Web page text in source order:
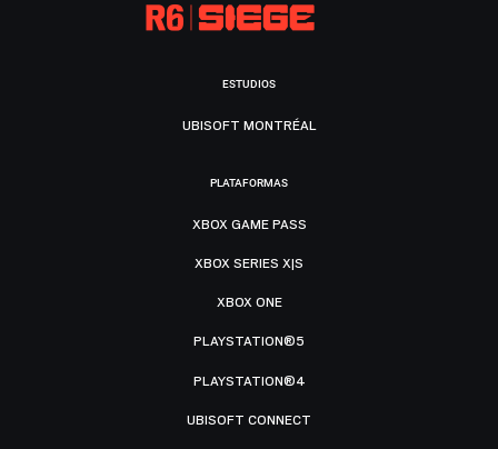
ESTUDIOS
UBISOFT MONTRÉAL
PLATAFORMAS
XBOX GAME PASS
XBOX SERIES X|S
XBOX ONE
PLAYSTATION®5
PLAYSTATION®4
UBISOFT CONNECT